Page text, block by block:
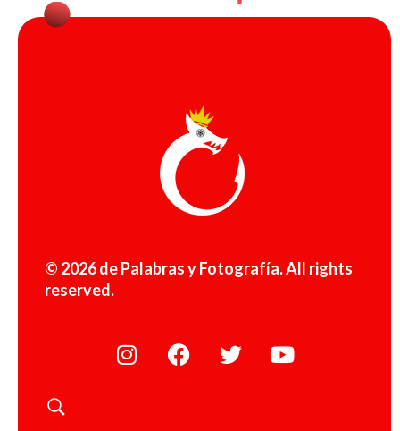
© 2026 de Palabras y Fotografía. All rights
reserved.